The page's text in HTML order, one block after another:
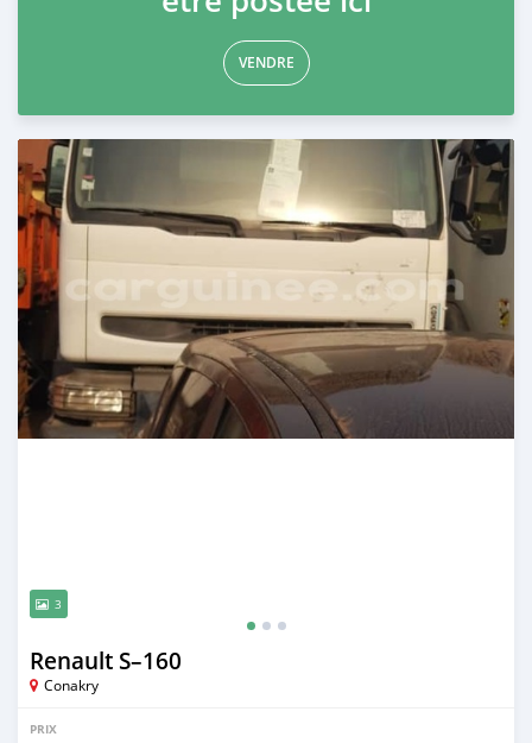
VENDRE
3
Renault S–160
Conakry
PRIX